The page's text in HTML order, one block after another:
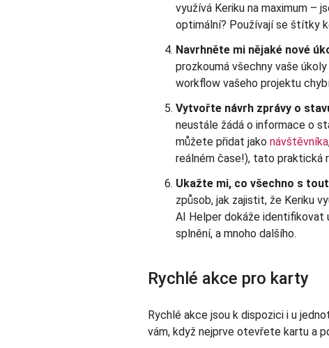
využívá Keriku na maximum –
optimální? Používají se štítky
Navrhněte mi nějaké nové
prozkoumá všechny vaše
workflow vašeho projektu
Vytvořte návrh zprávy o
neustále žádá o informace o
můžete přidat jako návštěvníka
reálném čase!), tato praktická
Ukažte mi, co všechno s
způsob, jak zajistit, že Keriku
AI Helper dokáže identifikovat
splnění, a mnoho dalšího.
Rychlé akce pro karty
Rychlé akce jsou k dispozici i u
vám, když nejprve otevřete kartu a